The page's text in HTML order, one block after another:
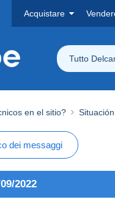
Acquistare
Tutto
en el sitio?
dei messaggi
2022